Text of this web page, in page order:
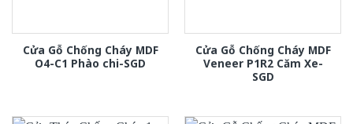
Cửa Gỗ Chống Cháy MDF
O4-C1 Phào chi-SGD
Cửa Gỗ Chống Cháy MDF
Veneer P1R2 Căm Xe-
SGD